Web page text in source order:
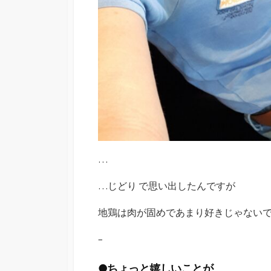
…
…じどり で思い出したんですが
地鶏は肉が固めであまり好きじゃない
–